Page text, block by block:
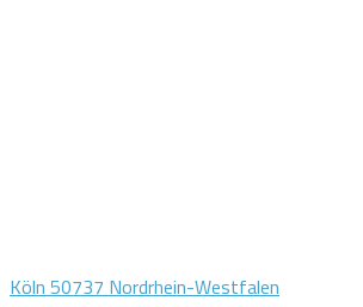
Köln 50737 Nordrhein-Westfalen